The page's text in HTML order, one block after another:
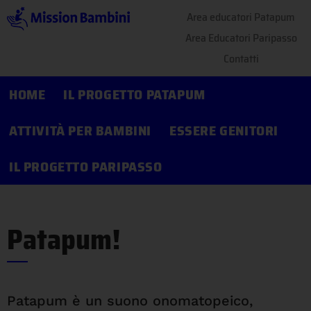
Area educatori Patapum
Area Educatori Paripasso
Contatti
HOME
IL PROGETTO PATAPUM
ATTIVITÀ PER BAMBINI
ESSERE GENITORI
IL PROGETTO PARIPASSO
Patapum!
Patapum è un suono onomatopeico,